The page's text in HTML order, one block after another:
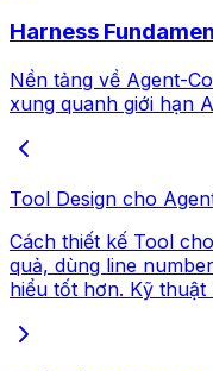
Harness
Nền tảng về Agent-
xung quanh giới hạn
Tool Design cho
Cách thiết kế Tool
quả, dùng line
hiểu tốt hơn. Kỹ thuật